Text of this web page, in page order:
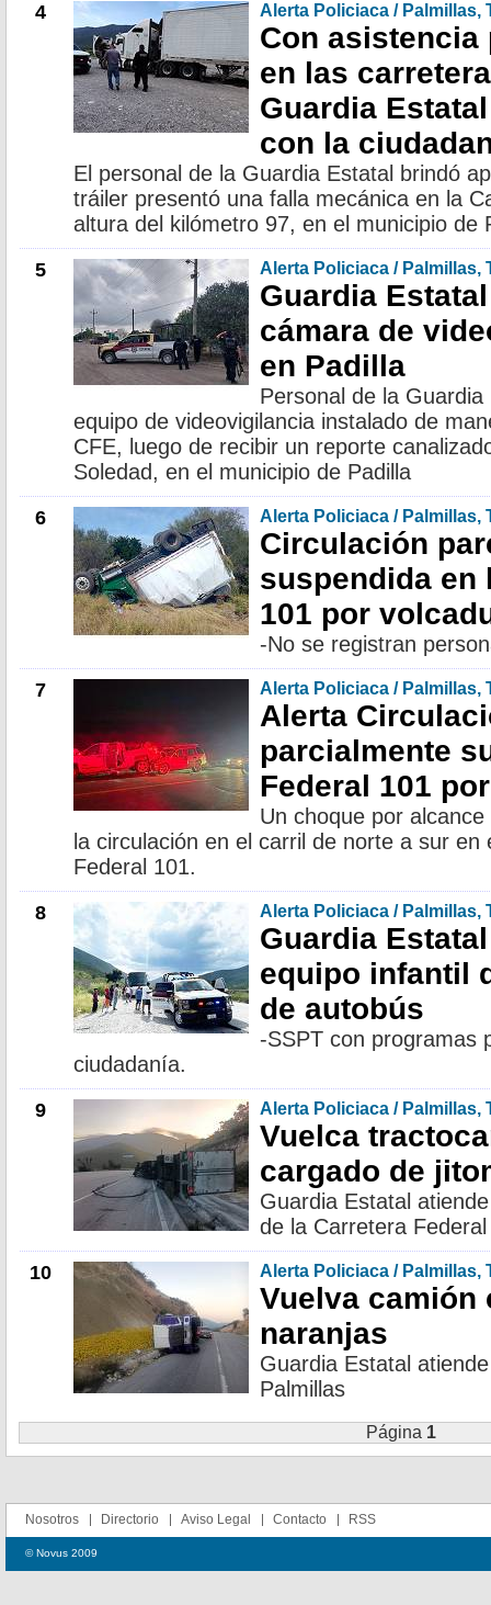
4 Alerta Policiaca / Palmillas,
Con asistencia
en las
Guardia
con la
El personal de la Guardia Estatal brindó
tráiler presentó una falla mecánica en la
altura del kilómetro 97, en el municipio de
5 Alerta Policiaca / Palmillas,
Guardia
cámara de
en Padilla
Personal de la
equipo de videovigilancia instalado de
CFE, luego de recibir un reporte
Soledad, en el municipio de Padilla
6 Alerta Policiaca / Palmillas,
Circulación
suspendida en
101 por
-No se registran
7 Alerta Policiaca / Palmillas,
Alerta
parcialmente
Federal 101
Un choque por
la circulación en el carril de norte a sur
Federal 101.
8 Alerta Policiaca / Palmillas,
Guardia
equipo infantil
de autobús
-SSPT con programas
ciudadanía.
9 Alerta Policiaca / Palmillas,
Vuelca
cargado de
Guardia Estatal
de la Carretera
10 Alerta Policiaca / Palmillas,
Vuelva camión
naranjas
Guardia Estatal
Palmillas
Página 1
Nosotros Directorio Aviso Legal Contacto RSS
© Novus 2009